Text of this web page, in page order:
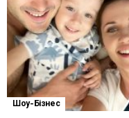
Шоу-Бізнес